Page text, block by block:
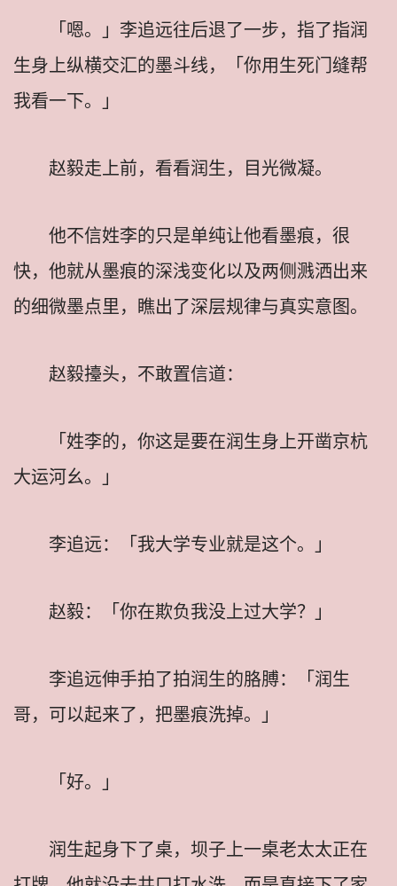
「嗯。」李追远往后退了一步，指了指润
生身上纵横交汇的墨斗线，「你用生死门缝帮
我看一下。」
赵毅走上前，看看润生，目光微凝。
他不信姓李的只是单纯让他看墨痕，很
快，他就从墨痕的深浅变化以及两侧溅洒出来
的细微墨点里，瞧出了深层规律与真实意图。
赵毅擡头，不敢置信道：
「姓李的，你这是要在润生身上开凿京杭
大运河幺。」
李追远：「我大学专业就是这个。」
赵毅：「你在欺负我没上过大学？」
李追远伸手拍了拍润生的胳膊：「润生
哥，可以起来了，把墨痕洗掉。」
「好。」
润生起身下了桌，坝子上一桌老太太正在